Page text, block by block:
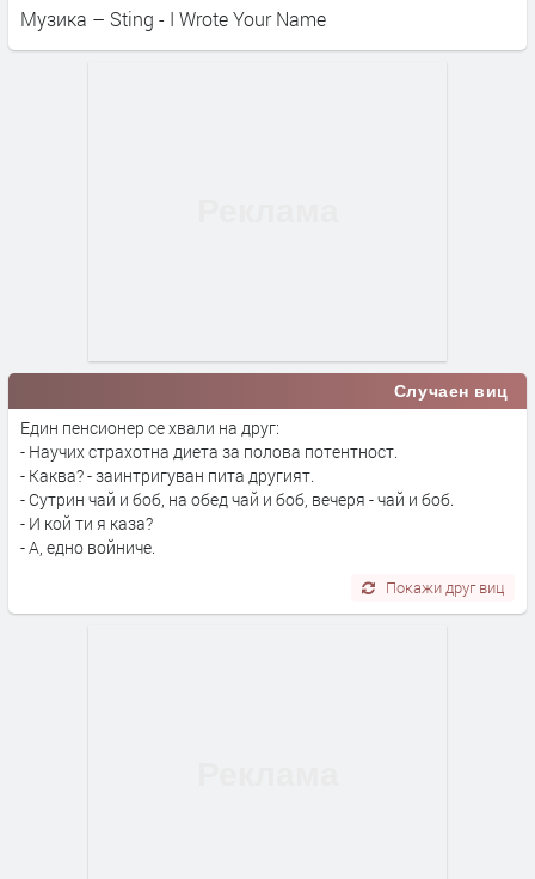
Музика – Sting - I Wrote Your Name
Случаен виц
Един пенсионер се хвали на друг:
- Научих страхотна диета за полова потентност.
- Каква? - заинтригуван пита другият.
- Сутрин чай и боб, на обед чай и боб, вечеря - чай и боб.
- И кой ти я каза?
- А, едно войниче.
Покажи друг виц